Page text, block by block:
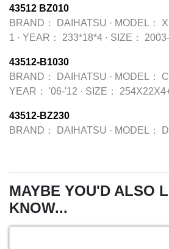
43512 BZ010
BRAND：
DAIHATSU · MODEL：
1 · YEAR： 233*18*4 · SIZE：
43512-B1030
BRAND：
DAIHATSU · MODEL：
YEAR：
'06-'12 · SIZE：
43512-BZ230
BRAND：
DAIHATSU · MODEL：
MAYBE YOU'D ALSO
KNOW...